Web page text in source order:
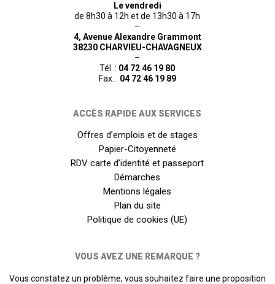
Le vendredi
de 8h30 à 12h et de 13h30 à 17h
–
4, Avenue Alexandre Grammont
38230 CHARVIEU-CHAVAGNEUX
–
Tél. : 04 72 46 19 80
Fax. : 04 72 46 19 89
ACCÈS RAPIDE AUX SERVICES
Offres d’emplois et de stages
Papier-Citoyenneté
RDV carte d’identité et passeport
Démarches
Mentions légales
Plan du site
Politique de cookies (UE)
VOUS AVEZ UNE REMARQUE ?
Vous constatez un problème, vous souhaitez faire une proposition